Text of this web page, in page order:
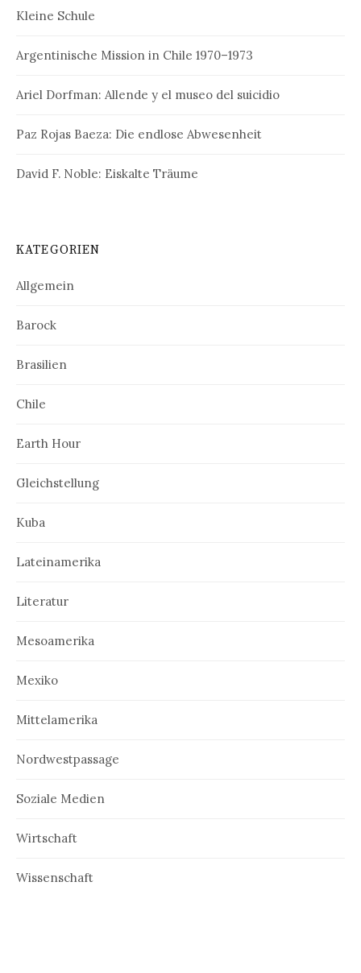
Kleine Schule
Argentinische Mission in Chile 1970–1973
Ariel Dorfman: Allende y el museo del suicidio
Paz Rojas Baeza: Die endlose Abwesenheit
David F. Noble: Eiskalte Träume
KATEGORIEN
Allgemein
Barock
Brasilien
Chile
Earth Hour
Gleichstellung
Kuba
Lateinamerika
Literatur
Mesoamerika
Mexiko
Mittelamerika
Nordwestpassage
Soziale Medien
Wirtschaft
Wissenschaft